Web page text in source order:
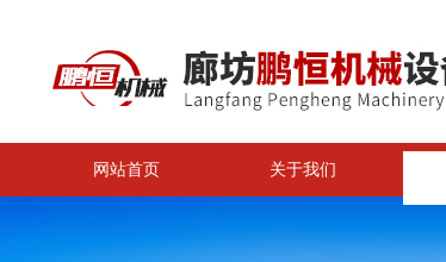
网站首页 关于我们